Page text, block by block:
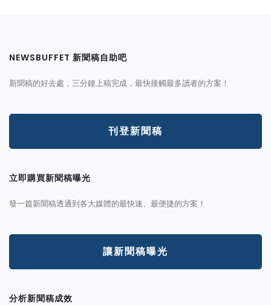
NEWSBUFFET 新聞稿自助吧
新聞稿的好去處，三分鐘上稿完成，最快接觸最多讀者的方案！
刊登新聞稿
立即購買新聞稿曝光
發一篇新聞稿透通到各大媒體的最快速、最便捷的方案！
讓新聞稿曝光
分析新聞稿成效